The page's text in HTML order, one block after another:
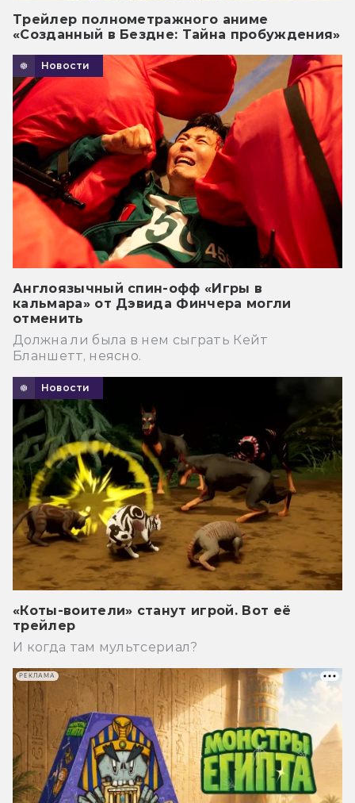
Трейлер полнометражного аниме
«Созданный в Бездне: Тайна пробуждения»
Новости
Англоязычный спин-офф «Игры в
кальмара» от Дэвида Финчера могли
отменить
Должна ли была в нем сыграть Кейт
Бланшетт, неясно.
Новости
«Коты-воители» станут игрой. Вот её
трейлер
И когда там мультсериал?
РЕКЛАМА